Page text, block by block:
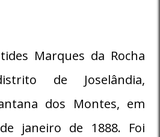
Marques da Rocha
de Joselândia,
dos Montes, em
janeiro de 1888. Foi